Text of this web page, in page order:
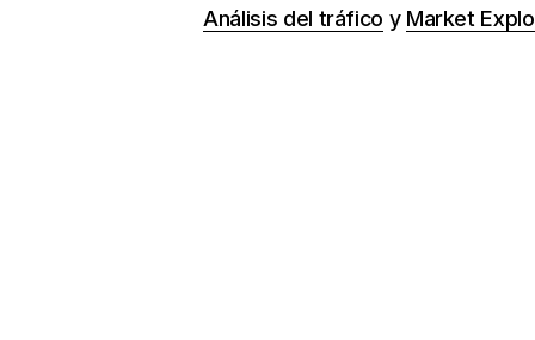
Análisis del tráfico y Market